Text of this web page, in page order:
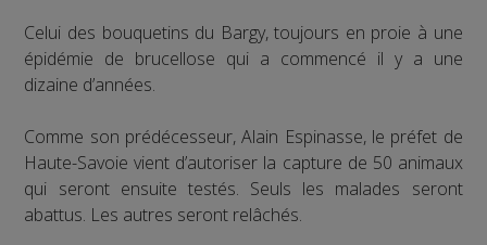
Celui des bouquetins du Bargy, toujours en proie à une
épidémie de brucellose qui a commencé il y a une
dizaine d’années.
Comme son prédécesseur, Alain Espinasse, le préfet de
Haute-Savoie vient d’autoriser la capture de 50 animaux
qui seront ensuite testés. Seuls les malades seront
abattus. Les autres seront relâchés.